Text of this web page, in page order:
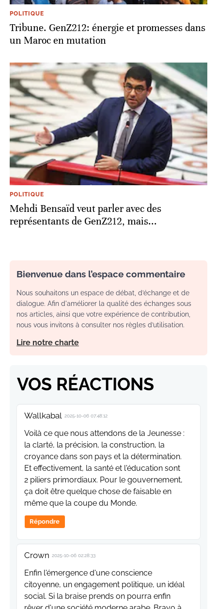
POLITIQUE
Tribune. GenZ212: énergie et promesses dans
un Maroc en mutation
POLITIQUE
Mehdi Bensaïd veut parler avec des
représentants de GenZ212, mais...
Bienvenue dans l’espace commentaire
Nous souhaitons un espace de débat, d’échange et de
dialogue. Afin d'améliorer la qualité des échanges sous
nos articles, ainsi que votre expérience de contribution,
nous vous invitons à consulter nos règles d’utilisation.
Lire notre charte
VOS RÉACTIONS
Wallkabal 2025-10-06 07:48:12
Voilà ce que nous attendons de la Jeunesse :
la clarté, la précision, la construction, la
croyance dans son pays et la détermination.
Et effectivement, la santé et l'éducation sont
2 piliers primordiaux. Pour le gouvernement,
ça doit être quelque chose de faisable en
même que la coupe du Monde.
Répondre
Crown 2025-10-06 02:28:33
Enfin l'émergence d'une conscience
citoyenne, un engagement politique, un idéal
social. Si la braise prends on pourra enfin